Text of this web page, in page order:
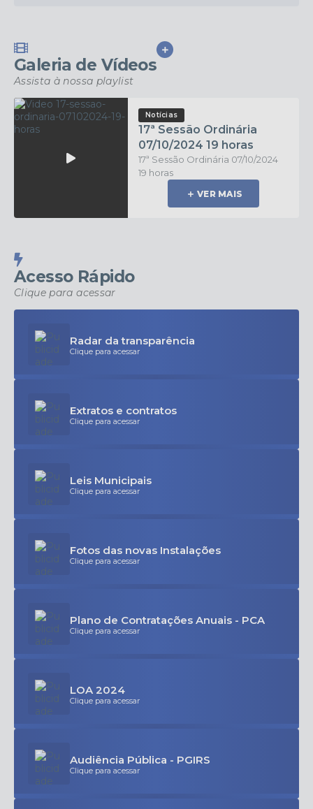
Firmo de Oliveira
Galeria de Vídeos
Assista à nossa playlist
Notícias
17ª Sessão Ordinária
07/10/2024 19 horas
17ª Sessão Ordinária 07/10/2024
19 horas
VER MAIS
Acesso Rápido
Clique para acessar
Radar da transparência
Clique para acessar
Extratos e contratos
Clique para acessar
Leis Municipais
Clique para acessar
Fotos das novas Instalações
Clique para acessar
Plano de Contratações Anuais - PCA
Clique para acessar
LOA 2024
Clique para acessar
Audiência Pública - PGIRS
Clique para acessar